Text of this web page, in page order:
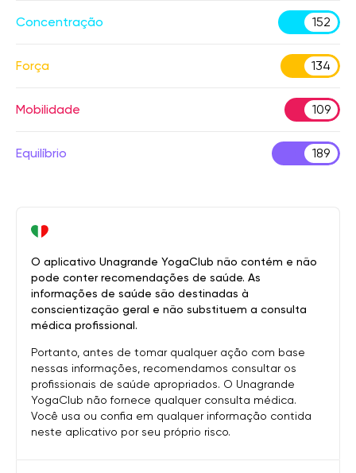
Concentração 152
Força 134
Mobilidade 109
Equilíbrio 189
O aplicativo Unagrande YogaClub não contém e não
pode conter recomendações de saúde. As
informações de saúde são destinadas à
conscientização geral e não substituem a consulta
médica profissional.
Portanto, antes de tomar qualquer ação com base
nessas informações, recomendamos consultar os
profissionais de saúde apropriados. O Unagrande
YogaClub não fornece qualquer consulta médica.
Você usa ou confia em qualquer informação contida
neste aplicativo por seu próprio risco.